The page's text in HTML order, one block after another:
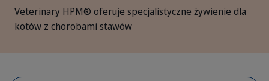
Veterinary HPM® oferuje specjalistyczne żywienie dla
kotów z chorobami stawów